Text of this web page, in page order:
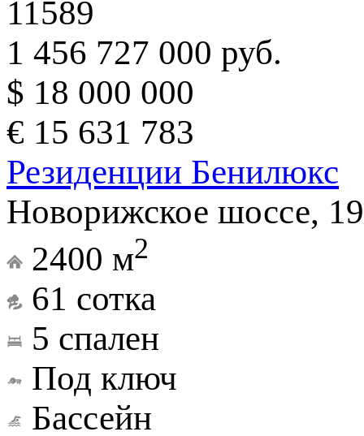
11589
1 456 727 000 руб.
$ 18 000 000
€ 15 631 783
Резиденции Бенилюкс
Новорижское шоссе,
2400 м2
61 сотка
5 спален
Под ключ
Бассейн